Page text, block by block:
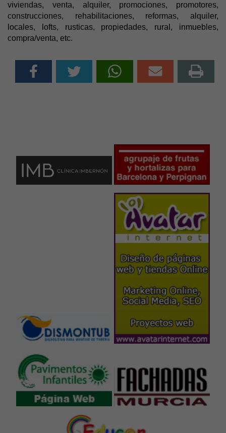
viviendas, venta, alquiler, promociones, promotores,
construcciones, rehabilitaciones, reformas, alquiler,
locales, lofts, rusticas, propiedades, rural, inmuebles,
compra/venta, etc.